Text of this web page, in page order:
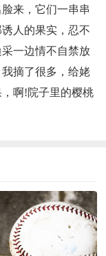
来，它们一串串
人的果实，忍不
一边情不自禁放
摘了很多，给姥
啊!院子里的樱桃